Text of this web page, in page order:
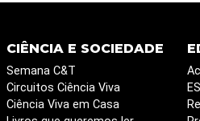
CIÊNCIA E SOCIEDADE
Semana C&T
Circuitos Ciência Viva
Ciência Viva em Casa